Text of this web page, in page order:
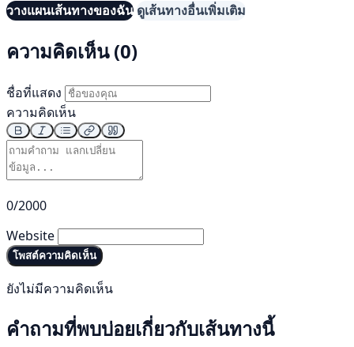
วางแผนเส้นทางของฉัน ดูเส้นทางอื่นเพิ่มเติม
ความคิดเห็น (0)
ชื่อที่แสดง
ความคิดเห็น
0/2000
Website
โพสต์ความคิดเห็น
ยังไม่มีความคิดเห็น
คำถามที่พบบ่อยเกี่ยวกับเส้นทางนี้